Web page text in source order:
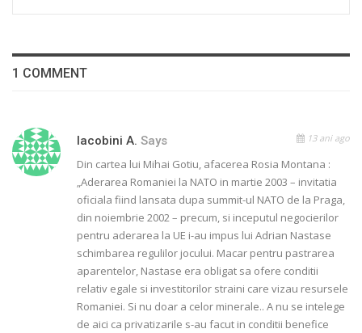
1 COMMENT
Iacobini A. Says 13 ani ago
Din cartea lui Mihai Gotiu, afacerea Rosia Montana :
„Aderarea Romaniei la NATO in martie 2003 – invitatia
oficiala fiind lansata dupa summit-ul NATO de la Praga,
din noiembrie 2002 – precum, si inceputul negocierilor
pentru aderarea la UE i-au impus lui Adrian Nastase
schimbarea regulilor jocului. Macar pentru pastrarea
aparentelor, Nastase era obligat sa ofere conditii
relativ egale si investitorilor straini care vizau resursele
Romaniei. Si nu doar a celor minerale.. A nu se intelege
de aici ca privatizarile s-au facut in conditii benefice